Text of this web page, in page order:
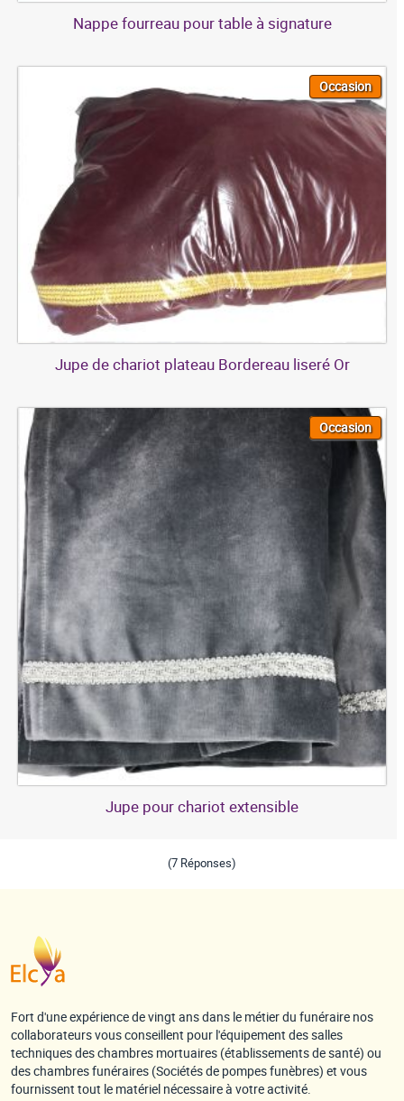
Nappe fourreau pour table à signature
Occasion
Jupe de chariot plateau Bordereau liseré Or
Occasion
Jupe pour chariot extensible
(7 Réponses)
Fort d'une expérience de vingt ans dans le métier du funéraire nos
collaborateurs vous conseillent pour l'équipement des salles
techniques des chambres mortuaires (établissements de santé) ou
des chambres funéraires (Sociétés de pompes funèbres) et vous
fournissent tout le matériel nécessaire à votre activité.